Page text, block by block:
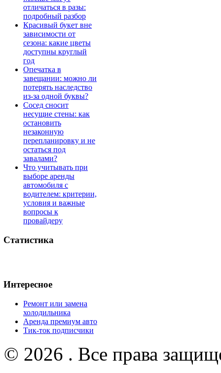
отличаться в разы:
подробный разбор
Красивый букет вне
зависимости от
сезона: какие цветы
доступны круглый
год
Опечатка в
завещании: можно ли
потерять наследство
из-за одной буквы?
Сосед сносит
несущие стены: как
остановить
незаконную
перепланировку и не
остаться под
завалами?
Что учитывать при
выборе аренды
автомобиля с
водителем: критерии,
условия и важные
вопросы к
провайдеру
Статистика
Интересное
Ремонт или замена
холодильника
Аренда премиум авто
Тик-ток подписчики
© 2026 . Все права